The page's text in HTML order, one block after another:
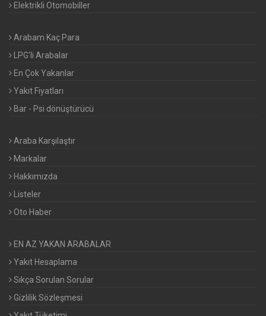
Elektrikli Otomobiller
Arabam Kaç Para
LPG'li Arabalar
En Çok Yakanlar
Yakıt Fiyatları
Bar - Psi dönüştürücü
Araba Karşılaştır
Markalar
Hakkımızda
Listeler
Oto Haber
EN AZ YAKAN ARABALAR
Yakıt Hesaplama
Sıkça Sorulan Sorular
Gizlilik Sözleşmesi